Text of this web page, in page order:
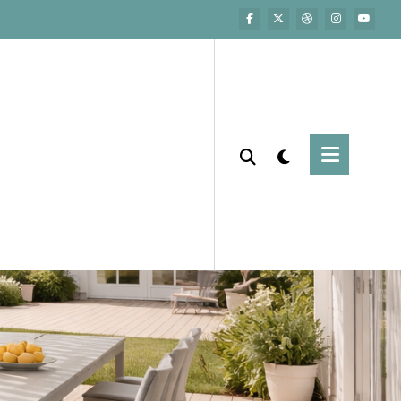
Vi sælger ikke pergolaer eller